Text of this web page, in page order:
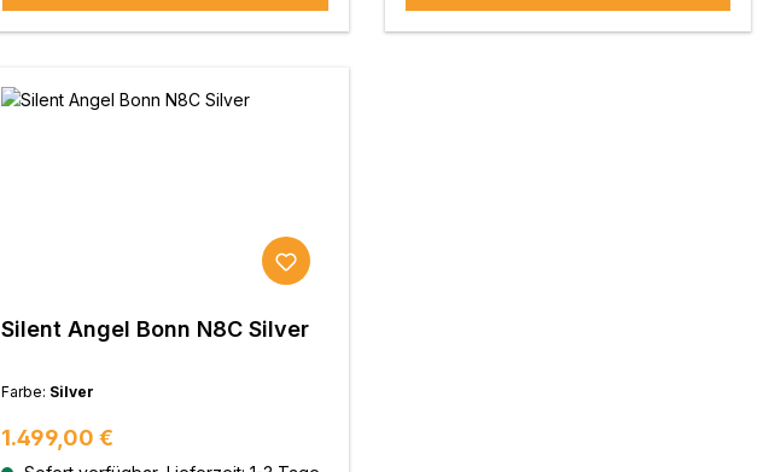
Silent Angel Bonn N8C Silver
Farbe: Silver
Regulärer Preis:
1.499,00 €